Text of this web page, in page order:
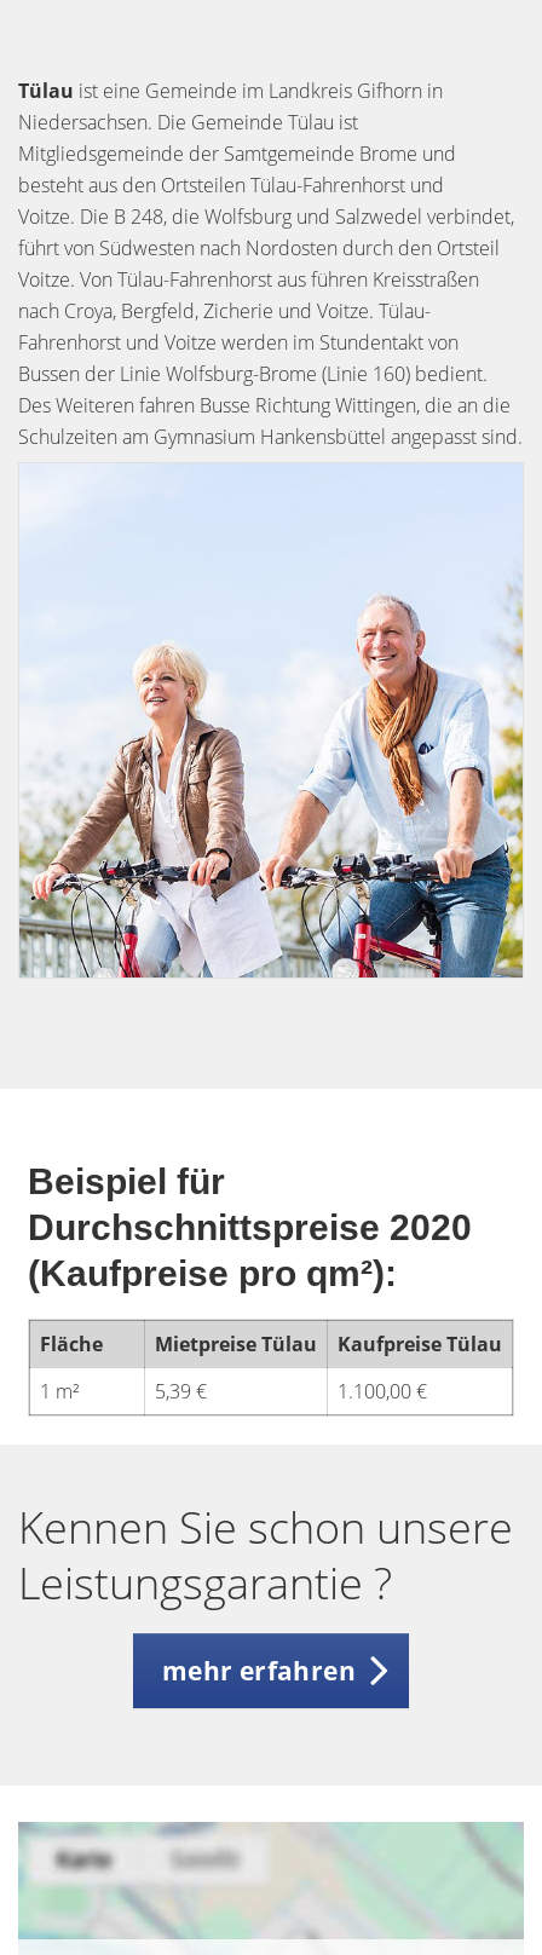
Tülau ist eine Gemeinde im Landkreis Gifhorn in
Niedersachsen. Die Gemeinde Tülau ist
Mitgliedsgemeinde der Samtgemeinde Brome und
besteht aus den Ortsteilen Tülau-Fahrenhorst und
Voitze. Die B 248, die Wolfsburg und Salzwedel verbindet,
führt von Südwesten nach Nordosten durch den Ortsteil
Voitze. Von Tülau-Fahrenhorst aus führen Kreisstraßen
nach Croya, Bergfeld, Zicherie und Voitze. Tülau-
Fahrenhorst und Voitze werden im Stundentakt von
Bussen der Linie Wolfsburg-Brome (Linie 160) bedient.
Des Weiteren fahren Busse Richtung Wittingen, die an die
Schulzeiten am Gymnasium Hankensbüttel angepasst sind.
Beispiel für
Durchschnittspreise 2020
(Kaufpreise pro qm²):
Fläche Mietpreise Tülau
Kaufpreise Tülau
1 m²
5,39 € 1.100,00 €
Kennen Sie schon unsere
Leistungsgarantie ?
mehr erfahren